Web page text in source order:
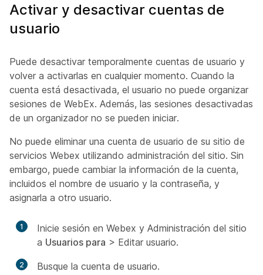
Activar y desactivar cuentas de
usuario
Puede desactivar temporalmente cuentas de usuario y
volver a activarlas en cualquier momento. Cuando la
cuenta está desactivada, el usuario no puede organizar
sesiones de WebEx. Además, las sesiones desactivadas
de un organizador no se pueden iniciar.
No puede eliminar una cuenta de usuario de su sitio de
servicios Webex utilizando administración del sitio. Sin
embargo, puede cambiar la información de la cuenta,
incluidos el nombre de usuario y la contraseña, y
asignarla a otro usuario.
1
Inicie sesión en Webex y Administración del sitio
a Usuarios para > Editar usuario.
2 Busque la cuenta de usuario.